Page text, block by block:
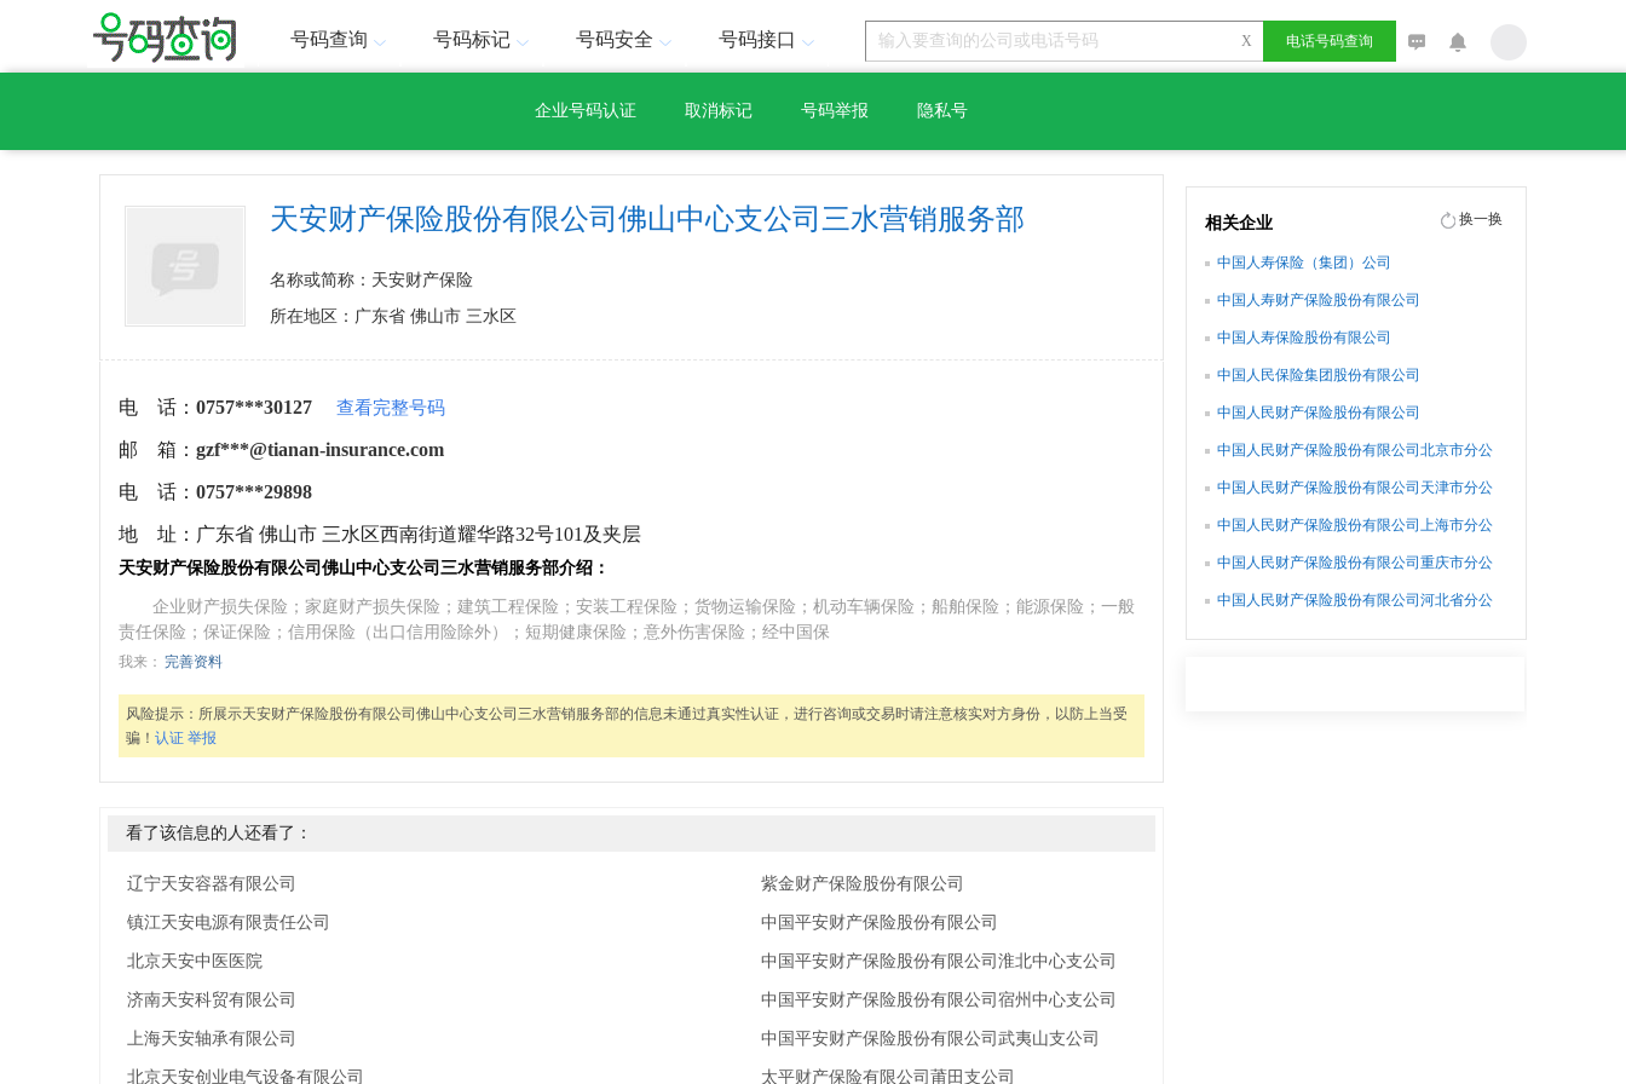
号码查询 号码标记 号码安全 号码接口 X 电话号码查询
企业号码认证 取消标记 号码举报 隐私号
天安财产保险股份有限公司佛山中心支公司三水营销服务部
名称或简称：天安财产保险
所在地区：广东省 佛山市 三水区
电 话： 0757***30127 查看完整号码
邮 箱： gzf***@tianan-insurance.com
电 话： 0757***29898
地 址： 广东省 佛山市 三水区西南街道耀华路32号101及夹层
天安财产保险股份有限公司佛山中心支公司三水营销服务部介绍：
企业财产损失保险；家庭财产损失保险；建筑工程保险；安装工程保险；货物运输保险；机动车辆保险；船舶保险；能源保险；一般
责任保险；保证保险；信用保险（出口信用险除外）；短期健康保险；意外伤害保险；经中国保
我来： 完善资料
风险提示： 所展示天安财产保险股份有限公司佛山中心支公司三水营销服务部的信息未通过真实性认证，进行咨询或交易时请注意核实对方身份，以防上当受
骗！ 认证 举报
看了该信息的人还看了：
辽宁天安容器有限公司
镇江天安电源有限责任公司
北京天安中医医院
济南天安科贸有限公司
上海天安轴承有限公司
北京天安创业电气设备有限公司
紫金财产保险股份有限公司
中国平安财产保险股份有限公司
中国平安财产保险股份有限公司淮北中心支公司
中国平安财产保险股份有限公司宿州中心支公司
中国平安财产保险股份有限公司武夷山支公司
太平财产保险有限公司莆田支公司
相关企业 换一换
中国人寿保险（集团）公司
中国人寿财产保险股份有限公司
中国人寿保险股份有限公司
中国人民保险集团股份有限公司
中国人民财产保险股份有限公司
中国人民财产保险股份有限公司北京市分公
中国人民财产保险股份有限公司天津市分公
中国人民财产保险股份有限公司上海市分公
中国人民财产保险股份有限公司重庆市分公
中国人民财产保险股份有限公司河北省分公